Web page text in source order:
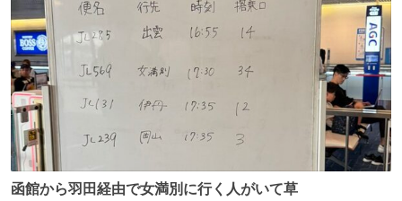
数
函館から羽田経由で女満別に行く人がいて草